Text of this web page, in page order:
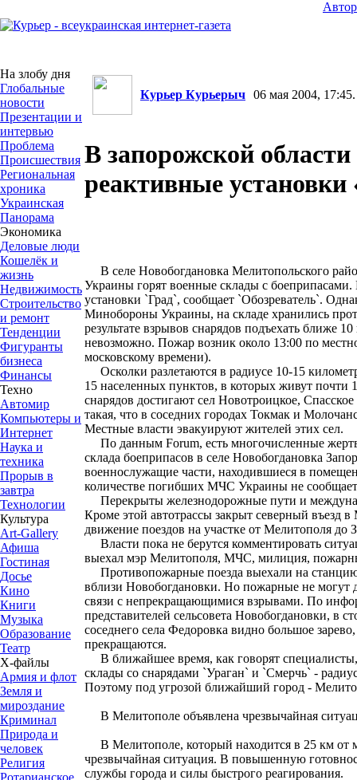
На злобу дня
Глобальные
новости
Презентации и
интервью
Проблема
Происшествия
Региональная
хроника
Украинская
Панорама
Экономика
Деловые люди
Кошелёк и
жизнь
Недвижимость
Строительство
и ремонт
Тенденции
Фигуранты
бизнеса
Финансы
Техно
Автомир
Компьютеры и
Интернет
Наука и
техника
Прорыв в
завтра
Технологии
Культура
Art-Gallery
Афиша
Гостиная
Досье
Кино
Книги
Музыка
Образование
Театр
Х-файлы
Армия и флот
Земля и
мироздание
Криминал
Природа и
человек
Религия
Ротарианское
Курьер Курьерыч 06 мая 2004, 17:45.
В запорожской
реактивные установки
В селе Новобогдановка Мелитопольского
Украины горят военные склады с
установки `Град`, сообщает `Обозреватель`.
Минобороны Украины, на складе хранились
результате взрывов снарядов подъехать ближе
невозможно. Пожар возник около 13:00 по
московскому времени).
Осколки разлетаются в радиусе 10-15
15 населенных пунктов, в которых живут почти
снарядов достигают сел Новотроицкое,
такая, что в соседних городах Токмак и
Местные власти эвакуируют жителей этих сел.
По данным Forum, есть многочисленные
склада боеприпасов в селе Новобогдановка
военнослужащие части, находившиеся в
количестве погибших МЧС Украины не
Перекрыты железнодорожные пути и
Кроме этой автотрассы закрыт северный въезд
движение поездов на участке от Мелитополя до
Власти пока не берутся комментировать
выехал мэр Мелитополя, МЧС, милиция,
Противопожарные поезда выехали на станцию
вблизи Новобогдановки. Но пожарные не могут
связи с непрекращающимися взрывами. По
представителей сельсовета Новобогдановки, в
соседнего села Федоровка видно большое
прекращаются.
В ближайшее время, как говорят
склады со снарядами `Ураган` и `Смерчь` -
Поэтому под угрозой ближайший город -
В Мелитополе объявлена чрезвычайная
В Мелитополе, который находится в 25 км от
чрезвычайная ситуация. В повышенную
службы города и силы быстрого реагирования.